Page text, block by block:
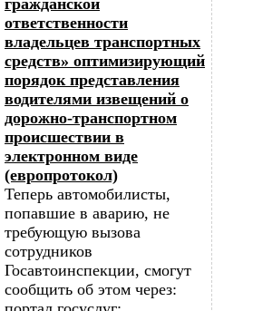
гражданской
ответственности
владельцев транспортных
средств» оптимизирующий
порядок представления
водителями извещений о
дорожно-транспортном
происшествии в
электронном виде
(европротокол)
Теперь автомобилисты,
попавшие в аварию, не
требующую вызова
сотрудников
Госавтоинспекции, смогут
сообщить об этом через: